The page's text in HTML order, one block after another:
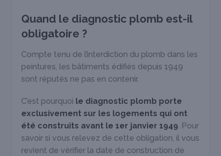
Quand le diagnostic plomb est-il
obligatoire ?
Compte tenu de l’interdiction du plomb dans les
peintures, les bâtiments édifiés depuis 1949
sont réputés ne pas en contenir.
C’est pourquoi le diagnostic plomb porte
exclusivement sur les logements qui ont
été construits avant le 1er janvier 1949. Pour
savoir si vous relevez de cette obligation, il vous
revient de vérifier la date de construction de